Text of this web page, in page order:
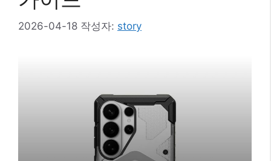
2026-04-18 작성자: story